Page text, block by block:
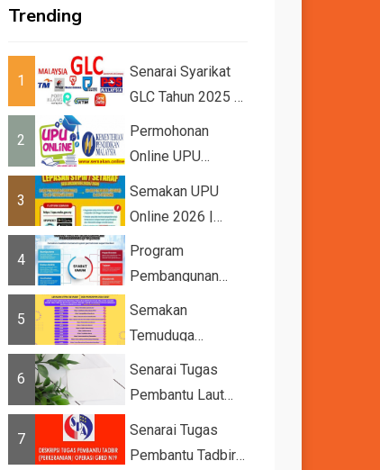
Trending
1
Senarai Syarikat
GLC Tahun 2025 /
2026
2
Permohonan
Online UPU
2026/2027
3
Semakan UPU
Online 2026 |
Tawaran
Kemasukan ke
4
Program
Pembangunan
Bakat Muda (YTP)
MARA 2026 –
5
Semakan
Temuduga
UPUOnline Sesi
2026/2027
6
Senarai Tugas
Pembantu Laut
Gred A1
7
Senarai Tugas
Pembantu Tadbir